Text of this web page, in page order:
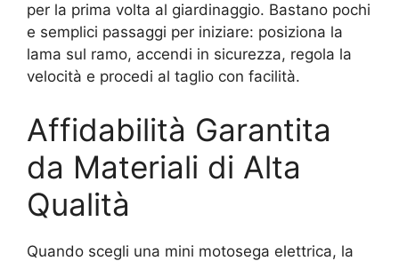
per la prima volta al giardinaggio. Bastano pochi
e semplici passaggi per iniziare: posiziona la
lama sul ramo, accendi in sicurezza, regola la
velocità e procedi al taglio con facilità.
Affidabilità Garantita
da Materiali di Alta
Qualità
Quando scegli una mini motosega elettrica, la